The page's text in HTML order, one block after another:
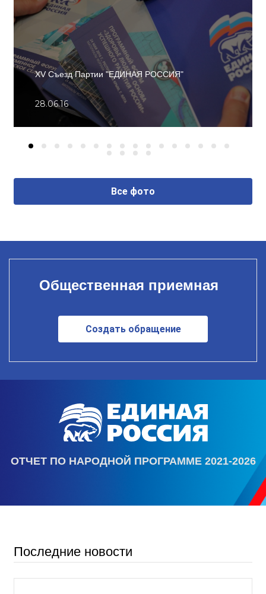
XV Съезд Партии "ЕДИНАЯ РОССИЯ"
28.06.16
Все фото
Общественная приемная
Создать обращение
ОТЧЕТ ПО НАРОДНОЙ ПРОГРАММЕ 2021-2026
Последние новости